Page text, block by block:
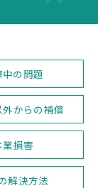
の問題
からの補償
業損害
解決方法